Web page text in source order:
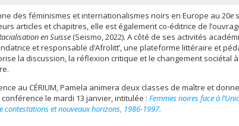
des féminismes et internationalismes noirs en Europe au 20e
articles et chapitres, elle est également co-éditrice de
en Suisse(Seismo, 2022). A côté de ses activités
et responsable d’Afrolitt’, une plateforme littéraire et
la discussion, la réflexion critique et le changement sociétal
au CÉRIUM, Pamela animera deux classes de maître et
le mardi 13 janvier, intitulée : Femmes noires face à
contestations et nouveaux horizons, 1986-1997.